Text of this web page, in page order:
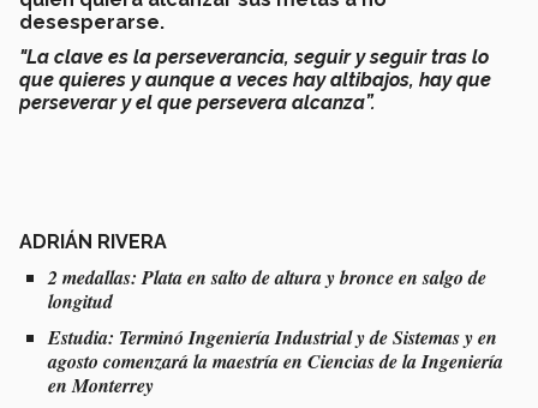
desesperarse.
"La clave es la perseverancia, seguir y seguir tras lo
que quieres y aunque a veces hay altibajos, hay que
perseverar y el que persevera alcanza”.
ADRIÁN RIVERA
2 medallas: Plata en salto de altura y bronce en salgo de
longitud
Estudia: Terminó Ingeniería Industrial y de Sistemas y en
agosto comenzará la maestría en Ciencias de la Ingeniería
en Monterrey